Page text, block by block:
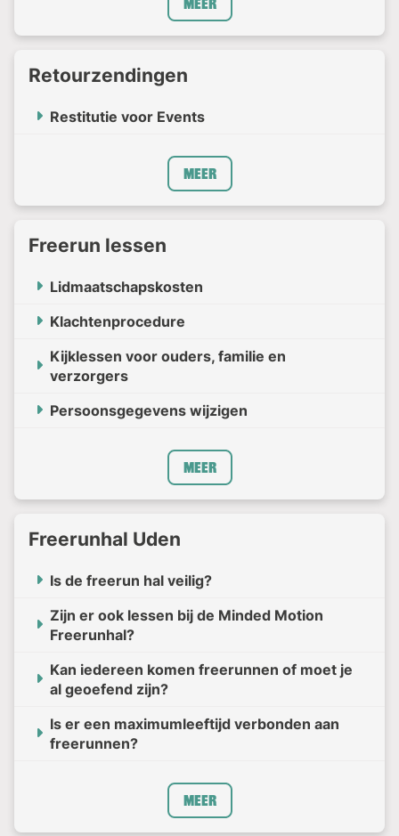
Meer
Retourzendingen
Restitutie voor Events
Meer
Freerun lessen
Lidmaatschapskosten
Klachtenprocedure
Kijklessen voor ouders, familie en
verzorgers
Persoonsgegevens wijzigen
Meer
Freerunhal Uden
Is de freerun hal veilig?
Zijn er ook lessen bij de Minded Motion
Freerunhal?
Kan iedereen komen freerunnen of moet je
al geoefend zijn?
Is er een maximumleeftijd verbonden aan
freerunnen?
Meer